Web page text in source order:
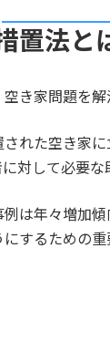
置法と
き家問題を
れた空き家
対して必要
は年々増加
するための重